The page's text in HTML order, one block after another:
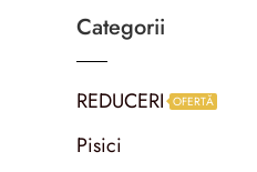
Categorii
REDUCERI OFERTĂ
Pisici